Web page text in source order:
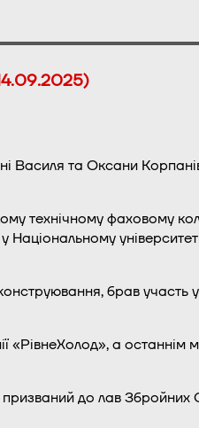
Василя та Оксани
технічному фаховому
брав участь
«РівнеХолод», а останнім
до лав Збройних